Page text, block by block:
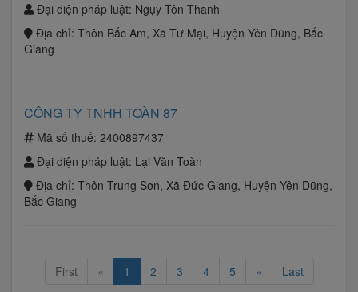
Đại diện pháp luật: Ngụy Tôn Thanh
Địa chỉ: Thôn Bắc Am, Xã Tư Mại, Huyện Yên Dũng, Bắc
Giang
CÔNG TY TNHH TOÀN 87
Mã số thuế: 2400897437
Đại diện pháp luật: Lại Văn Toàn
Địa chỉ: Thôn Trung Sơn, Xã Đức Giang, Huyện Yên Dũng,
Bắc Giang
First « 1 2 3 4 5 » Last